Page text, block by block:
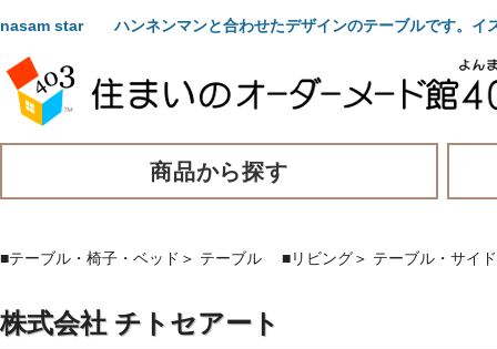
nasam star ハンネンマンと合わせたデザインのテーブルです。イ
商品から探す
■テーブル・椅子・ベッド ＞ テーブル ■リビング＞ テーブル・サイ
株式会社 チトセアート